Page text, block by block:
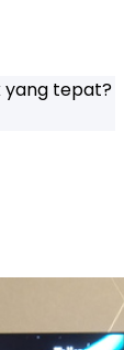
yang tepat?